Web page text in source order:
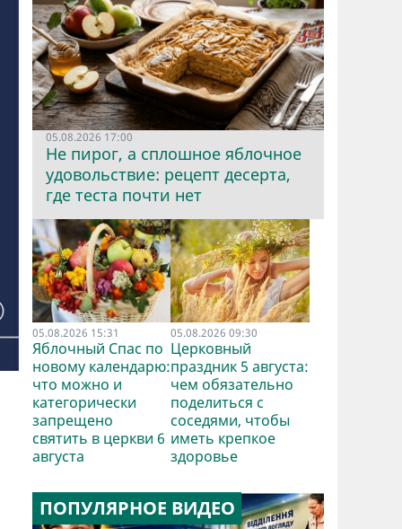
05.08.2026 17:00
Не пирог, а сплошное яблочное
удовольствие: рецепт десерта,
где теста почти нет
05.08.2026 15:31
Яблочный Спас по
новому календарю:
что можно и
категорически
запрещено
святить в церкви 6
августа
05.08.2026 09:30
Церковный
праздник 5 августа:
чем обязательно
поделиться с
соседями, чтобы
иметь крепкое
здоровье
ПОПУЛЯРНОЕ ВИДЕО